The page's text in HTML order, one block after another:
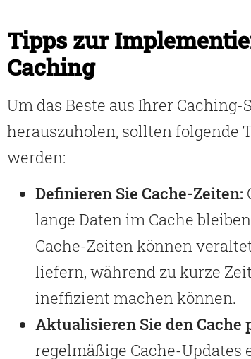
Tipps zur
Caching
Um das Beste aus Ihrer Caching-
herauszuholen, sollten folgende
werden:
Definieren Sie Cache-Zeiten:
lange Daten im Cache
Cache-Zeiten können
liefern, während zu kurze
ineffizient machen können.
Aktualisieren Sie den Cache
regelmäßige Cache-Updates